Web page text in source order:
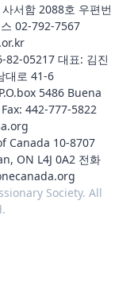
서함 2088호 우편번
02-792-7567
82-05217 대표: 김진
대로 41-6
5486 Buena
Fax: 442-777-5822
Canada 10-8707
ON L4J 0A2 전화
Society. All